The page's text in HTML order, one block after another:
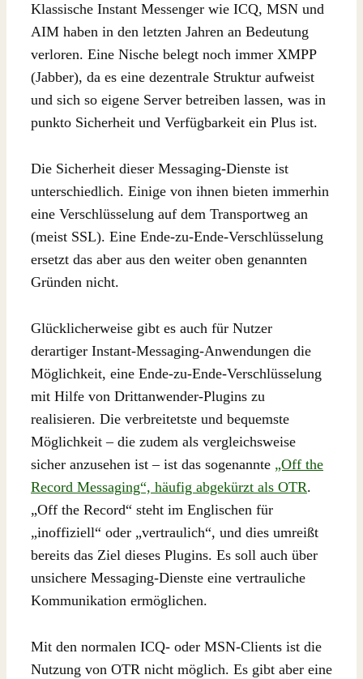
Klassische Instant Messenger wie ICQ, MSN und
AIM haben in den letzten Jahren an Bedeutung
verloren. Eine Nische belegt noch immer XMPP
(Jabber), da es eine dezentrale Struktur aufweist
und sich so eigene Server betreiben lassen, was in
punkto Sicherheit und Verfügbarkeit ein Plus ist.
Die Sicherheit dieser Messaging-Dienste ist
unterschiedlich. Einige von ihnen bieten immerhin
eine Verschlüsselung auf dem Transportweg an
(meist SSL). Eine Ende-zu-Ende-Verschlüsselung
ersetzt das aber aus den weiter oben genannten
Gründen nicht.
Glücklicherweise gibt es auch für Nutzer
derartiger Instant-Messaging-Anwendungen die
Möglichkeit, eine Ende-zu-Ende-Verschlüsselung
mit Hilfe von Drittanwender-Plugins zu
realisieren. Die verbreitetste und bequemste
Möglichkeit – die zudem als vergleichsweise
sicher anzusehen ist – ist das sogenannte „Off the
Record Messaging“, häufig abgekürzt als OTR.
„Off the Record“ steht im Englischen für
„inoffiziell“ oder „vertraulich“, und dies umreißt
bereits das Ziel dieses Plugins. Es soll auch über
unsichere Messaging-Dienste eine vertrauliche
Kommunikation ermöglichen.
Mit den normalen ICQ- oder MSN-Clients ist die
Nutzung von OTR nicht möglich. Es gibt aber eine